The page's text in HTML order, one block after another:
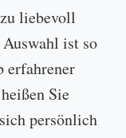
liebevoll
ist so
erfahrener
Sie
persönlich